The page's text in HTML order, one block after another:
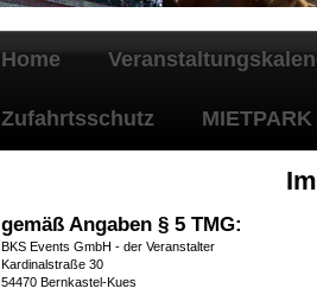
Home
Zufahrtsschutz MIETPARK
gemäß Angaben § 5 TMG:
BKS Events GmbH - der Veranstalter
Kardinalstraße 30
54470 Bernkastel-Kues